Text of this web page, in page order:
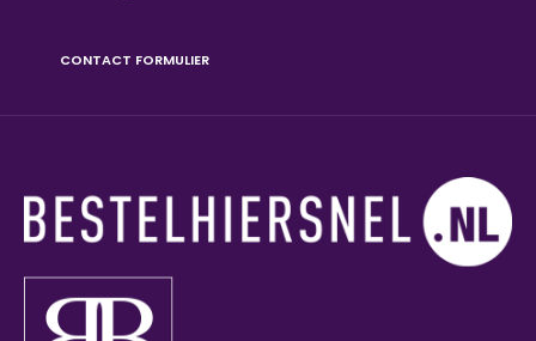
CONTACT FORMULIER